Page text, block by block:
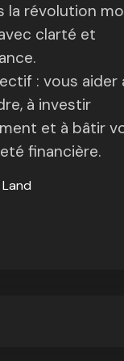
la révolution
clarté et
: vous aider
à investir
et à bâtir
financière.